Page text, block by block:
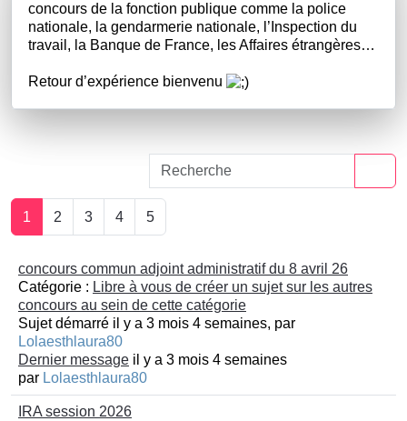
concours de la fonction publique comme la police
nationale, la gendarmerie nationale, l’Inspection du
travail, la Banque de France, les Affaires étrangères…
Retour d’expérience bienvenu
1 2 3 4 5
concours commun adjoint administratif du 8 avril 26
Catégorie : Libre à vous de créer un sujet sur les autres
concours au sein de cette catégorie
Sujet démarré il y a 3 mois 4 semaines, par
Lolaesthlaura80
Dernier message il y a 3 mois 4 semaines
par Lolaesthlaura80
IRA session 2026